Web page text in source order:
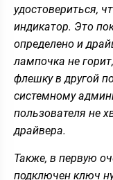
удостовериться,
индикатор. Это
определено и
лампочка не
флешку в другой
системному
пользователя не
драйвера.
Также, в первую
подключен ключ